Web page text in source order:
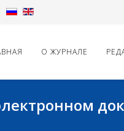
О ЖУРНАЛЕ